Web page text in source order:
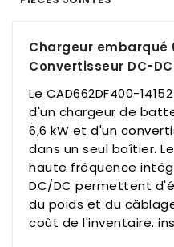
Chargeur embarqué
Convertisseur DC-
Le CAD662DF400-
d'un chargeur de
6,6 kW et d'un
dans un seul boîtier.
haute fréquence
DC/DC permettent
du poids et du
coût de l'inventaire.